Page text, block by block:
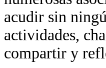
acudir sin
actividades,
compartir y